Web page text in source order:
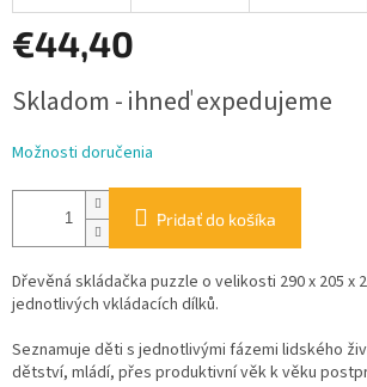
€44,40
cena:
Skladom - ihneď expedujeme
Možnosti doručenia
Pridať do košíka
Dřevěná skládačka puzzle o velikosti 290 x 205 x
jednotlivých vkládacích dílků.
Seznamuje děti s jednotlivými fázemi lidského
dětství, mládí, přes produktivní věk k věku